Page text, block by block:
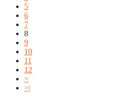
5
6
7
8
9
10
11
12
>
>|